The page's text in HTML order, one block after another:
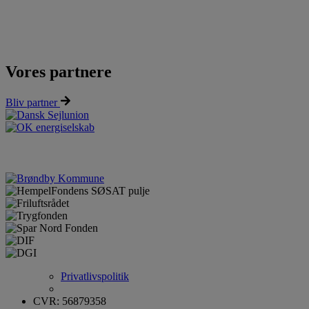
Vores partnere
Bliv partner
Privatlivspolitik
CVR: 56879358